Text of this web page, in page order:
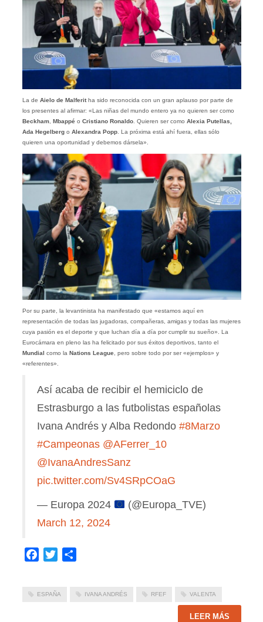
La de Aielo de Malferitha sido reconocida con un gran aplauso por parte de
los presentes al afirmar: «Las niñas del mundo entero ya no quieren ser como
Beckham, Mbappé o Cristiano Ronaldo. Quieren ser como Alexia Putellas,
Ada Hegelberg o Alexandra Popp. La próxima está ahí fuera, ellas sólo
quieren una oportunidad y debemos dársela».
Por su parte, la levantinista ha manifestado que «estamos aquí en
representación de todas las jugadoras, compañeras, amigas y todas las mujeres
cuya pasión es el deporte y que luchan día a día por cumplir su sueño». La
Eurocámara en pleno las ha felicitado por sus éxitos deportivos, tanto el
Mundial como la Nations League, pero sobre todo por ser «ejemplos» y
«referentes».
Así acaba de recibir el hemiciclo de
Estrasburgo a las futbolistas españolas
Ivana Andrés y Alba Redondo #8Marzo
#Campeonas @AFerrer_10
@IvanaAndresSanz
pic.twitter.com/Sv4SRpCOaG
— Europa 2024
(@Europa_TVE)
March 12, 2024
Facebook
Twitter
ESPAÑA IVANA ANDRÉS RFEF VALENTA
LEER MÁS